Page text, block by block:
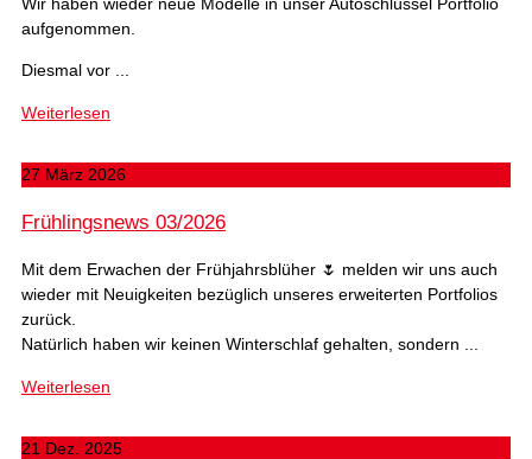
aufgenommen.
Diesmal vor ...
Weiterlesen
27 März 2026
Frühlingsnews 03/2026
Mit dem Erwachen der Frühjahrsblüher 🌷 melden wir uns auch
wieder mit Neuigkeiten bezüglich unseres erweiterten Portfolios
zurück.
Natürlich haben wir keinen Winterschlaf gehalten, sondern ...
Weiterlesen
21 Dez. 2025